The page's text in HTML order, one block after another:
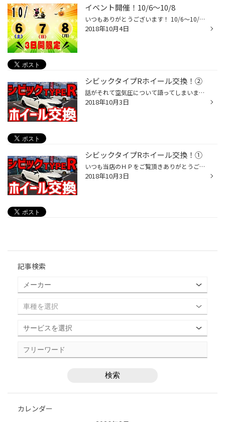
イベント開催！10/6～10/8
いつもありがとうございます！ 10/6～10/8までイベント開催致します！ この機会に冬用や在庫入替の為の夏用もいかがですか？ エンジンオイルやバッテリー等のメンテナンス商品もお得に交換しましょう！ ぜひご来店下さい！！！ また台風が接近しておりますのでお気をつけてご来店下さい！！
2018年10月4日
シビックタイプRホイール交換！②
話がそれて空気圧について語ってしまいましたが… ホイール交換の話へ戻します。 純正で装着されているホイールがこちら↓↓↓ 純正で装着されているホイールが20インチですよ！ 大きいなぁ！ 更に、タイヤサイズに驚き！ 『 245/30ZR20 』ですよ！ 30扁平ですよ！？ 薄過ぎやしませんか！？ 凄い時代で...
2018年10月3日
シビックタイプRホイール交換！①
いつも当店のＨＰをご覧頂きありがとうございます！ タイヤ館松江南のかわかみです。 今回は、シビックタイプR（FK8）のホイール交換をご紹介！ 装着するホイールはこちら↓↓↓ BBS製の名作『 LM 』です！ これは堪らなくカッコいい☆ 更に、20インチだから迫力がありますよね！ 今回はこだわりのホイ...
2018年10月3日
記事検索
カレンダー